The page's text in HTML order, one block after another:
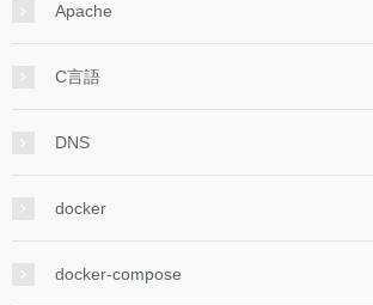
Apache
C言語
DNS
docker
docker-compose